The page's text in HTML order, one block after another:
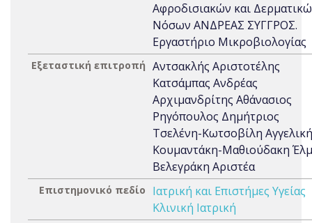
Αφροδισιακών και
Νόσων ΑΝΔΡΕΑΣ ΣΥΓΓΡΟΣ.
Εργαστήριο Μικροβιολογίας
Εξεταστική επιτροπή Αντσακλής Αριστοτέλης
Κατσάμπας Ανδρέας
Αρχιμανδρίτης Αθάνασιος
Ρηγόπουλος Δημήτριος
Τσελένη-Κωτσοβίλη Αγγελική
Κουμαντάκη-Μαθιούδακη
Βελεγράκη Αριστέα
Επιστημονικό πεδίο
Ιατρική και Επιστήμες Υγείας
Κλινική Ιατρική